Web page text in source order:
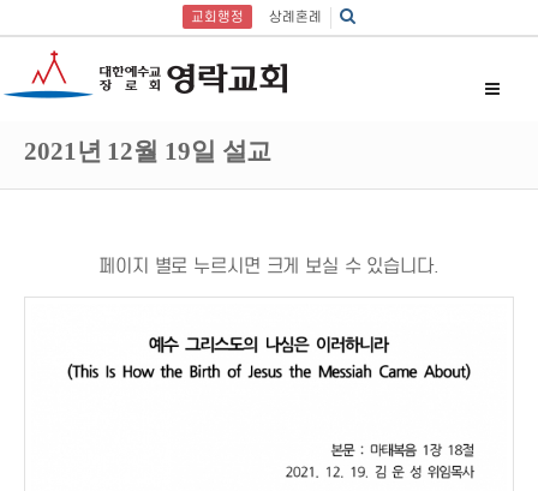
교회행정 상례혼례
2021년 12월 19일 설교
페이지 별로 누르시면 크게 보실 수 있습니다.